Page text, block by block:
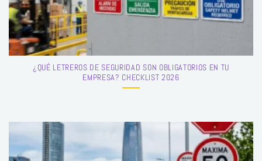
¿QUÉ LETREROS DE SEGURIDAD SON OBLIGATORIOS EN TU
EMPRESA? CHECKLIST 2026